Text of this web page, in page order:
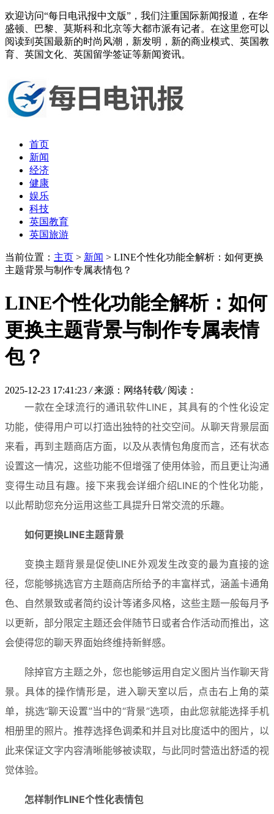
欢迎访问“每日电讯报中文版”，我们注重国际新闻报道，在华
盛顿、巴黎、莫斯科和北京等大都市派有记者。在这里您可以
阅读到英国最新的时尚风潮，新发明，新的商业模式、英国教
育、英国文化、英国留学签证等新闻资讯。
首页
新闻
经济
健康
娱乐
科技
英国教育
英国旅游
当前位置： 主页 > 新闻 > LINE个性化功能全解析：如何更换
主题背景与制作专属表情包？
LINE个性化功能全解析：如何
更换主题背景与制作专属表情
包？
2025-12-23 17:41:23 / 来源：网络转载/ 阅读：
一款在全球流行的通讯软件LINE，其具有的个性化设定
功能，使得用户可以打造出独特的社交空间。从聊天背景层面
来看，再到主题商店方面，以及从表情包角度而言，还有状态
设置这一情况，这些功能不但增强了使用体验，而且更让沟通
变得生动且有趣。接下来我会详细介绍LINE的个性化功能，
以此帮助您充分运用这些工具提升日常交流的乐趣。
如何更换LINE主题背景
变换主题背景是促使LINE外观发生改变的最为直接的途
径，您能够挑选官方主题商店所给予的丰富样式，涵盖卡通角
色、自然景致或者简约设计等诸多风格，这些主题一般每月予
以更新，部分限定主题还会伴随节日或者合作活动而推出，这
会使得您的聊天界面始终维持新鲜感。
除掉官方主题之外，您也能够运用自定义图片当作聊天背
景。具体的操作情形是，进入聊天室以后，点击右上角的菜
单，挑选“聊天设置”当中的“背景”选项，由此您就能选择手机
相册里的照片。推荐选择色调柔和并且对比度适中的图片，以
此来保证文字内容清晰能够被读取，与此同时营造出舒适的视
觉体验。
怎样制作LINE个性化表情包